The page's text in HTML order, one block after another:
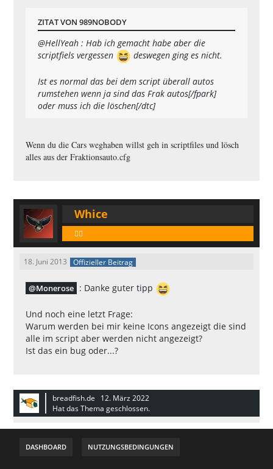
ZITAT VON 989NOBODY
@HellYeah : Hab ich gemacht habe aber die
scriptfiels vergessen
deswegen ging es nicht.
Ist es normal das bei dem script überall autos
rumstehen wenn ja sind das Frak autos[/fpark]
oder muss ich die löschen[/dtc]
Wenn du die Cars weghaben willst geh in scriptfiles und lösch
alles aus der Fraktionsauto.cfg
Whice
🕵️‍♂️
18. Juni 2013 Offizieller Beitrag
Monerose : Danke guter tipp
Und noch eine letzt Frage:
Warum werden bei mir keine Icons angezeigt die sind
alle im script aber werden nicht angezeigt?
Ist das ein bug oder...?
breadfish.de
12. März 2022
Hat das Thema geschlossen.
DASHBOARD NUTZUNGSBEDINGUNGEN